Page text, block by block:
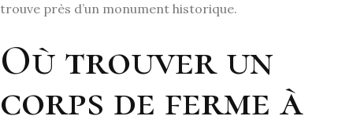
trouve près d’un monument historique.
Où trouver un
corps de ferme à